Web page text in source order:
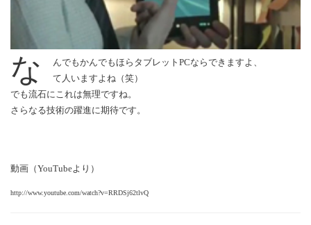
な
んでもかんでもほらタブレットPCならできますよ、
て人いますよね（笑）
でも流石にこれは無理ですね。
さらなる技術の躍進に期待です。
動画（YouTubeより）
http://www.youtube.com/watch?v=RRDSj62tlvQ